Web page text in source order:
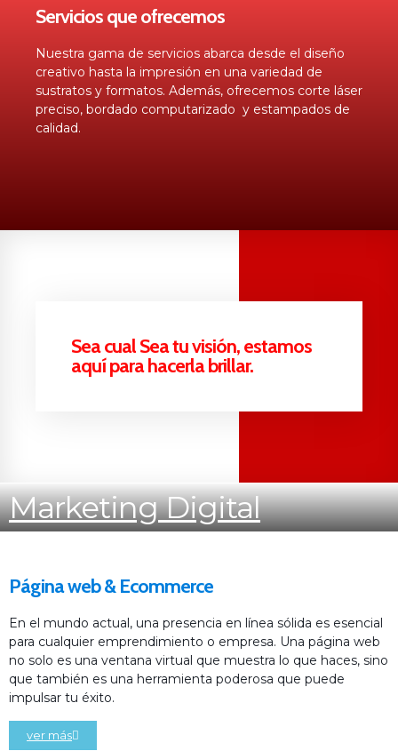
Servicios que ofrecemos
Nuestra gama de servicios abarca desde el diseño
creativo hasta la impresión en una variedad de
sustratos y formatos. Además, ofrecemos corte láser
preciso, bordado computarizado y estampados de
calidad.
Sea cual Sea tu visión, estamos
aquí para hacerla brillar.
Marketing Digital
Página web & Ecommerce
En el mundo actual, una presencia en línea sólida es esencial
para cualquier emprendimiento o empresa. Una página web
no solo es una ventana virtual que muestra lo que haces, sino
que también es una herramienta poderosa que puede
impulsar tu éxito.
ver más